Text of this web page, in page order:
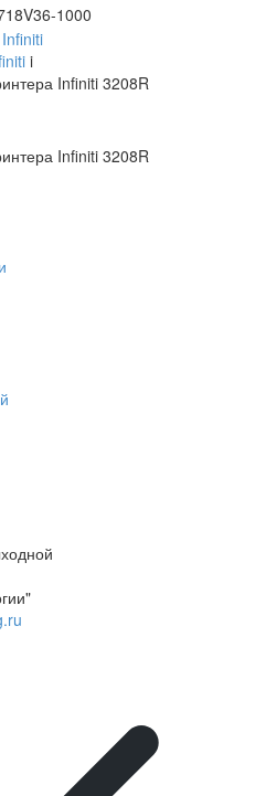
1000
i
Infiniti 3208R
Infiniti 3208R